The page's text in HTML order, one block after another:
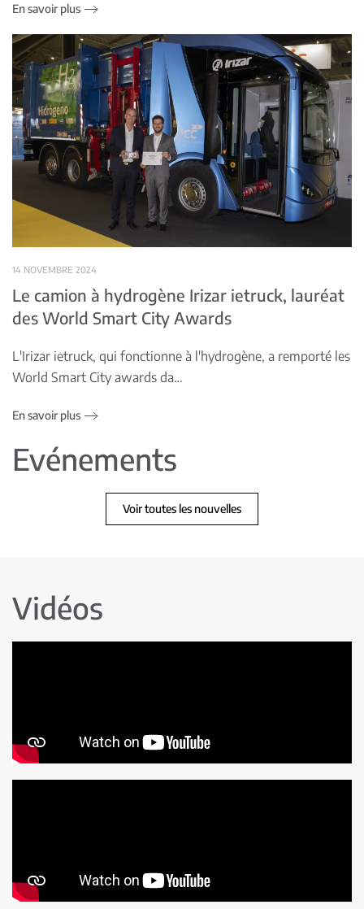
En savoir plus
14 NOVEMBRE 2024
Le camion à hydrogène Irizar ietruck, lauréat
des World Smart City Awards
L'Irizar ietruck, qui fonctionne à l'hydrogène, a remporté les
World Smart City awards da…
En savoir plus
Evénements
Voir toutes les nouvelles
Vidéos